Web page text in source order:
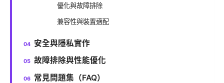
優化與故障排除
兼容性與裝置適配
安全與隱私實作
故障排除與性能優化
常見問題集（FAQ）